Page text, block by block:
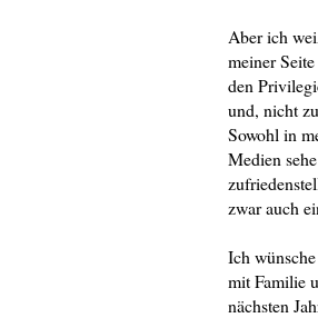
Aber ich
meiner
den
und, nicht
Sowohl in
Medien
zwar auch
Ich
mit Familie
nächsten